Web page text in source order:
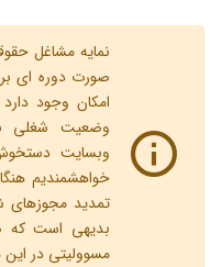
نمایه مشاغل
صورت دوره ای
امکان وجود
وضعیت شغلی
وبسایت
خواهشمندیم
تمدید مجوزهای
بدیهی است که
مسوولیتی در این